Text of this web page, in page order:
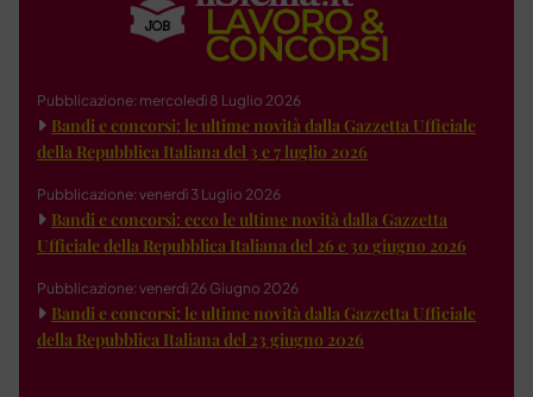
Pubblicazione: mercoledì 8 Luglio 2026
Bandi e concorsi: le ultime novità dalla Gazzetta Ufficiale
della Repubblica Italiana del 3 e 7 luglio 2026
Pubblicazione: venerdì 3 Luglio 2026
Bandi e concorsi: ecco le ultime novità dalla Gazzetta
Ufficiale della Repubblica Italiana del 26 e 30 giugno 2026
Pubblicazione: venerdì 26 Giugno 2026
Bandi e concorsi: le ultime novità dalla Gazzetta Ufficiale
della Repubblica Italiana del 23 giugno 2026